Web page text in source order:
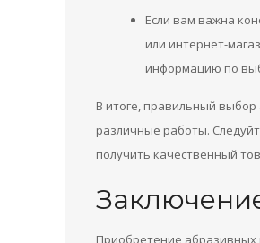
Если вам важна
или интернет-
информацию по
В итоге, правильный
различные работы.
получить качественный
Приобретение абразивных